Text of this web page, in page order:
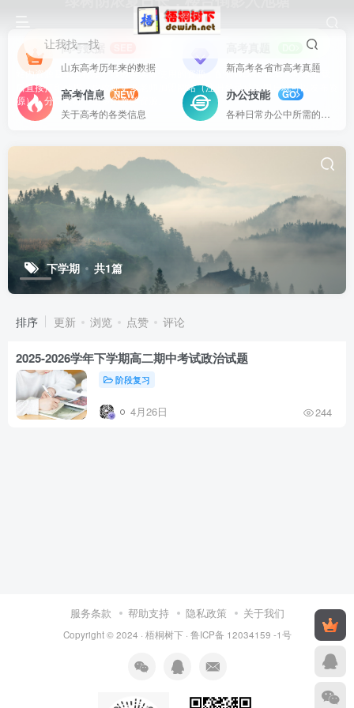
让我找一找
站内资源基本上都是一线教学实际使用的资源，配有WORD版本，可以下载
后直接打印使用。也欢迎更多老师加盟网站（注册登录成为用户就可以发布资
源），分享更好、更多的教学资源。
高考数据
山东高考历年来的数据
新高考各省市高考真题
高考信息
NEW
关于高考的各类信息
办公技能
GO
下学期 共1篇
排序 更新 浏览 点赞 评论
2025-2026学年下学期高二期中考试政治试题
阶段复习
4月26日 244
服务条款 帮助支持 隐私政策 关于我们
Copyright © 2024 · 梧桐树下· 鲁ICP备 12034159 -1号